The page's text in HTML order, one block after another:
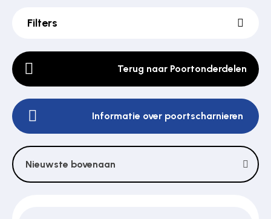
Pulsgevers
Sloten
Toegangscontrole
Filters
Terug naar Poortonderdelen
Informatie over poortscharnieren
Nieuwste bovenaan